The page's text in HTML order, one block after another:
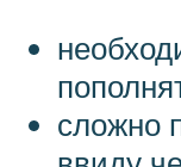
сложно